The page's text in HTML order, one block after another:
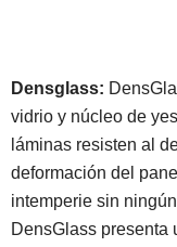
Densglass:
vidrio y núcleo de
láminas resisten al
deformación del
intemperie sin
DensGlass presenta